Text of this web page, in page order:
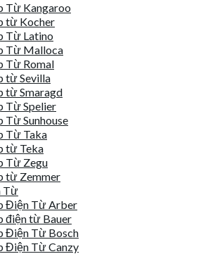
Từ Kangaroo
từ Kocher
Từ Latino
Từ Malloca
Từ Romal
từ Sevilla
từ Smaragd
Từ Spelier
Từ Sunhouse
Từ Taka
từ Teka
Từ Zegu
từ Zemmer
Từ
Điện Từ Arber
điện từ Bauer
Điện Từ Bosch
Điện Từ Canzy